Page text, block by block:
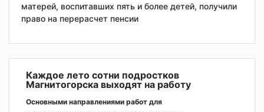
матерей, воспитавших пять и более детей, получили
право на перерасчет пенсии
Каждое лето сотни подростков
Магнитогорска выходят на работу
Основными направлениями работ для